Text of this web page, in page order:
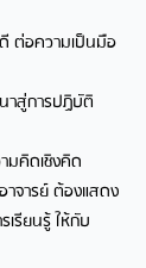
ดี ต่อความเป็นมือ
าสู่การปฏิบัติ
มคิดเชิงคิด
าจารย์ ต้องแสดง
เรียนรู้ ให้กับ